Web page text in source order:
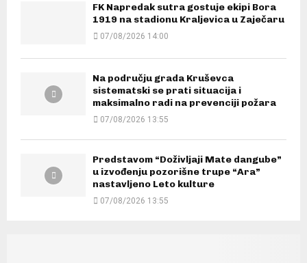
FK Napredak sutra gostuje ekipi Bora
1919 na stadionu Kraljevica u Zaječaru
07/08/2026 14:00
Na području grada Kruševca
sistematski se prati situacija i
maksimalno radi na prevenciji požara
07/08/2026 13:55
Predstavom “Doživljaji Mate dangube”
u izvođenju pozorišne trupe “Ara”
nastavljeno Leto kulture
07/08/2026 13:55